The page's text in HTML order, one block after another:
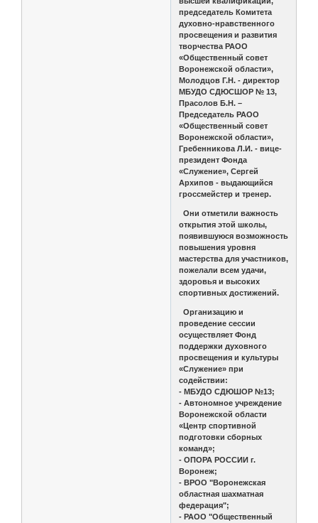
председатель Комитета
духовно-нравственного
просвещения и развития
творчества РАОО
«Общественный совет
Воронежской области»,
Молодцов Г.Н. - директор
МБУДО СДЮСШОР № 13,
Прасолов Б.Н. –
Председатель РАОО
«Общественный совет
Воронежской области»,
Гребенникова Л.И. - вице-
президент Фонда
«Служение», Сергей
Архипов - выдающийся
гроссмейстер и тренер.
Они отметили важность
открытия этой школы,
появившуюся возможность
повышения уровня
мастерства для участников,
пожелали всем удачи,
здоровья и высоких
спортивных достижений.
Организацию и
проведение сессии
осуществляет Фонд
поддержки духовного
просвещения и культуры
«Служение» при
содействии:
- МБУДО СДЮШОР №13;
- Автономное учреждение
Воронежской области
«Центр спортивной
подготовки сборных
команд»;
- ОПОРА РОССИИ г.
Воронеж;
- ВРОО "Воронежская
областная шахматная
федерация";
- РАОО "Общественный